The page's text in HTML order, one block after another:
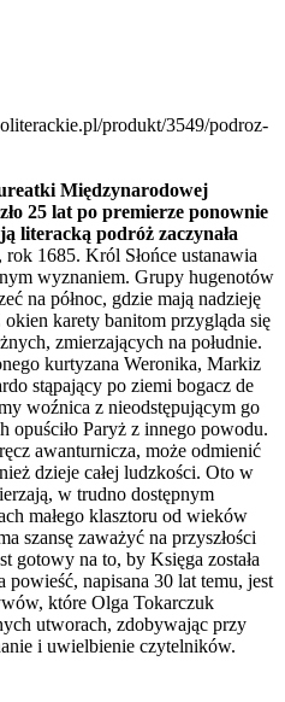
produkt/3549/podroz-
Międzynarodowej
25 lat po premierze ponownie
literacką podróż zaczynała
rok 1685. Król Słońce ustanawia
wyznaniem. Grupy hugenotów
na północ, gdzie mają nadzieję
karety banitom przygląda się
zmierzających na południe.
kurtyzana Weronika, Markiz
stąpający po ziemi bogacz de
woźnica z nieodstępującym go
opuściło Paryż z innego powodu.
awanturnicza, może odmienić
dzieje całej ludzkości. Oto w
w trudno dostępnym
małego klasztoru od wieków
szansę zaważyć na przyszłości
gotowy na to, by Księga została
powieść, napisana 30 lat temu, jest
które Olga Tokarczuk
utworach, zdobywając przy
i uwielbienie czytelników.